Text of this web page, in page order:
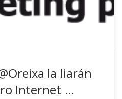
la liarán
Internet …